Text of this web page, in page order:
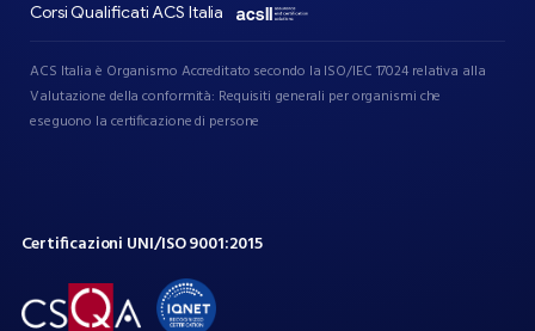
Corsi Qualificati ACS Italia
ACS Italia è Organismo Accreditato secondo la ISO/IEC 17024 relativa alla
Valutazione della conformità: Requisiti generali per organismi che
eseguono la certificazione di persone
Certificazioni UNI/ISO9001:2015